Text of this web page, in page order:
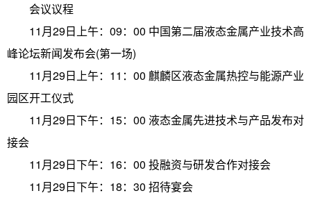
会议议程
11月29日上午：09：00 中国第二届液态金属产业技术高
峰论坛新闻发布会(第一场)
11月29日上午：11：00 麒麟区液态金属热控与能源产业
园区开工仪式
11月29日下午：15：00 液态金属先进技术与产品发布对
接会
11月29日下午：16：00 投融资与研发合作对接会
11月29日下午：18：30 招待宴会